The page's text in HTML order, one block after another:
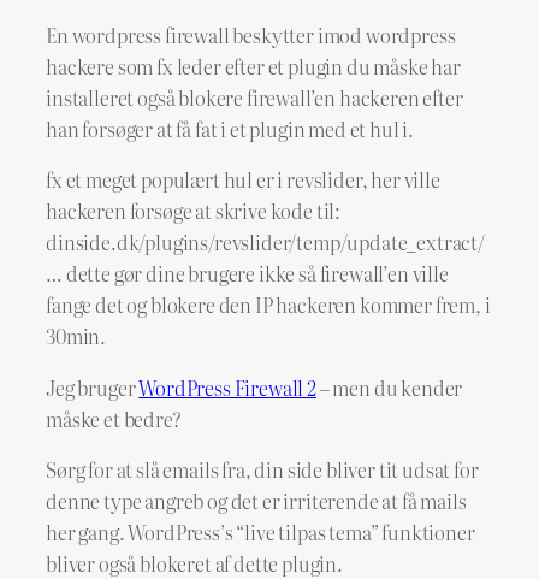
En wordpress firewall beskytter imod wordpress
hackere som fx leder efter et plugin du måske har
installeret også blokere firewall’en hackeren efter
han forsøger at få fat i et plugin med et hul i.
fx et meget populært hul er i revslider, her ville
hackeren forsøge at skrive kode til:
dinside.dk/plugins/revslider/temp/update_extract/
… dette gør dine brugere ikke så firewall’en ville
fange det og blokere den IP hackeren kommer frem, i
30min.
Jeg brugerWordPress Firewall 2– men du kender
måske et bedre?
Sørg for at slå emails fra, din side bliver tit udsat for
denne type angreb og det er irriterende at få mails
her gang. WordPress’s “live tilpas tema” funktioner
bliver også blokeret af dette plugin.